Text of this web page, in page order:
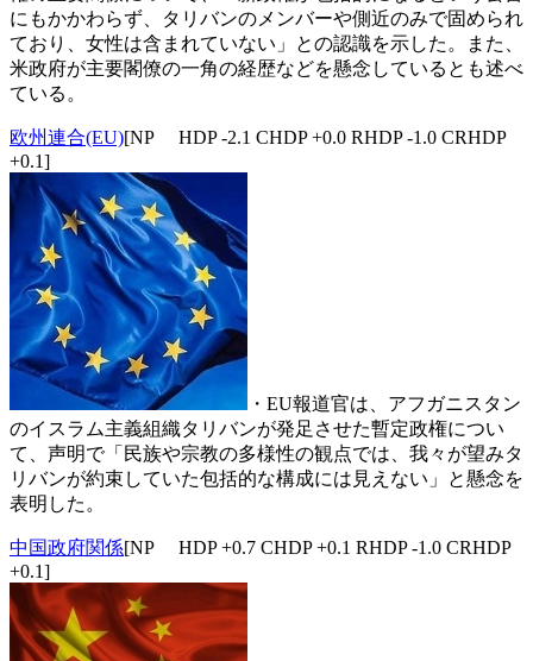
にもかかわらず、タリバンのメンバーや側近のみで固められ
ており、女性は含まれていない」との認識を示した。また、
米政府が主要閣僚の一角の経歴などを懸念しているとも述べ
ている。
欧州連合(EU)[NP HDP -2.1 CHDP +0.0 RHDP -1.0 CRHDP
+0.1]
・EU報道官は、アフガニスタン
のイスラム主義組織タリバンが発足させた暫定政権につい
て、声明で「民族や宗教の多様性の観点では、我々が望みタ
リバンが約束していた包括的な構成には見えない」と懸念を
表明した。
中国政府関係[NP HDP +0.7 CHDP +0.1 RHDP -1.0 CRHDP
+0.1]